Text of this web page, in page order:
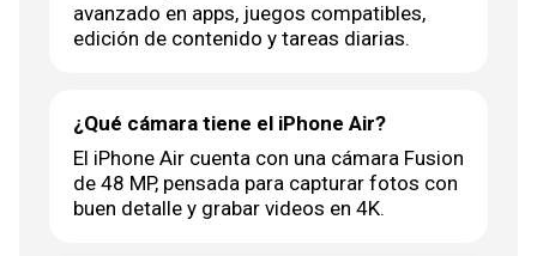
avanzado en apps, juegos compatibles,
edición de contenido y tareas diarias.
¿Qué cámara tiene el iPhone Air?
El iPhone Air cuenta con una cámara Fusion
de 48 MP, pensada para capturar fotos con
buen detalle y grabar videos en 4K.